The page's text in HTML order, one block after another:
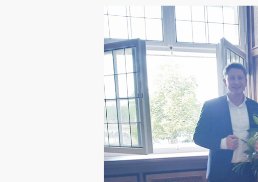
CDU Slider 10